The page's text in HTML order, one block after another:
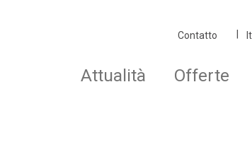
Contatto
Attualità Offerte